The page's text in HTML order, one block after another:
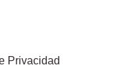
Privacidad